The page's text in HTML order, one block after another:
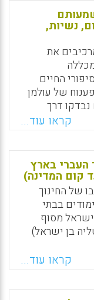
נשיות,
את
החיים
של עולמן
נבדקו דרך
באמצעות
וכן דרך
ונשים
קראו עוד...
העברי בארץ
של החינוך
בבתי
מסוף
קראו עוד...